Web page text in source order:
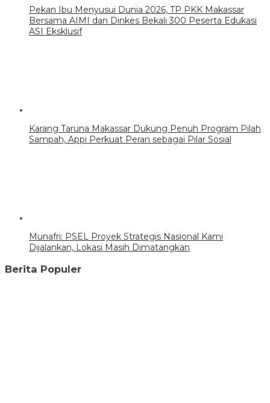
Pekan Ibu Menyusui Dunia 2026, TP PKK Makassar
Bersama AIMI dan Dinkes Bekali 300 Peserta Edukasi
ASI Eksklusif
Karang Taruna Makassar Dukung Penuh Program Pilah
Sampah, Appi Perkuat Peran sebagai Pilar Sosial
Munafri: PSEL Proyek Strategis Nasional Kami
Dijalankan, Lokasi Masih Dimatangkan
Berita Populer